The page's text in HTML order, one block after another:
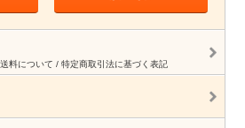
料について / 特定商取引法に基づく表記